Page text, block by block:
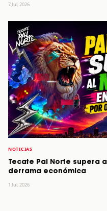
7 Jul, 2026
NOTICIAS
Tecate Pal Norte supera
derrama económica
1 Jul, 2026